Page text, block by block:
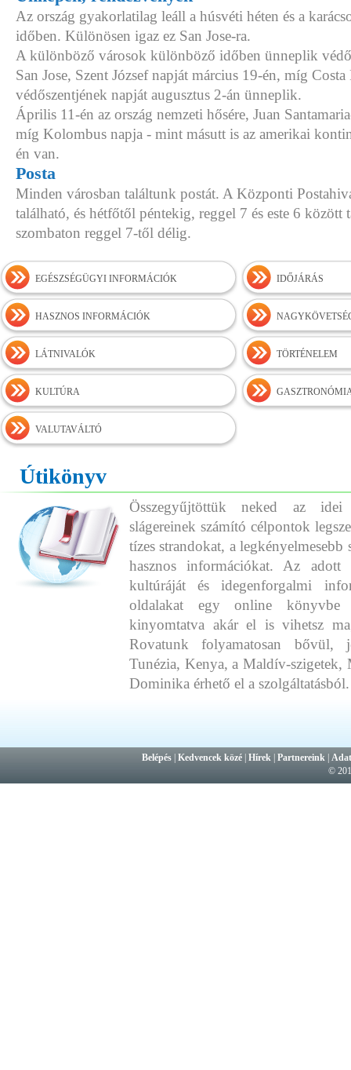
Az ország gyakorlatilag leáll a húsvéti héten és a
időben. Különösen igaz ez San Jose-ra.
A különböző városok különböző időben ünneplik
San Jose, Szent József napját március 19-én, míg Costa
védőszentjének napját augusztus 2-án ünneplik.
Április 11-én az ország nemzeti hősére, Juan
míg Kolombus napja - mint másutt is az amerikai
én van.
Posta
Minden városban találtunk postát. A Központi
található, és hétfőtől péntekig, reggel 7 és este 6
szombaton reggel 7-től délig.
EGÉSZSÉGÜGYI INFORMÁCIÓK IDŐJÁRÁS
HASZNOS INFORMÁCIÓK
LÁTNIVALÓK TÖRTÉNELEM
KULTÚRA
VALUTAVÁLTÓ
Útikönyv
Összegyűjtöttük neked az idei
slágereinek számító célpontok
tízes strandokat, a legkényelmesebb
hasznos információkat. Az adott
kultúráját és idegenforgalmi
oldalakat egy online könyvbe
kinyomtatva akár el is vihetsz
Rovatunk folyamatosan bővül,
Tunézia, Kenya, a Maldív-
Dominika érhető el a szolgáltatásból.
Belépés |Kedvencek közé |Hírek |Partnereink |
©